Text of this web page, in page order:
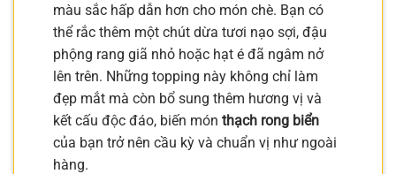
màu sắc hấp dẫn hơn cho món chè. Bạn có
thể rắc thêm một chút dừa tươi nạo sợi, đậu
phộng rang giã nhỏ hoặc hạt é đã ngâm nở
lên trên. Những topping này không chỉ làm
đẹp mắt mà còn bổ sung thêm hương vị và
kết cấu độc đáo, biến món thạch rong biển
của bạn trở nên cầu kỳ và chuẩn vị như ngoài
hàng.